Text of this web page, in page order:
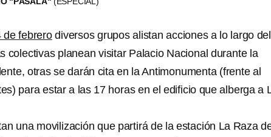
de febrerodiversos grupos alistan acciones a lo largo
colectivas planean visitar Palacio Nacional durante la
otras se darán cita en la Antimonumenta (frente al
para estar a las 17 horas en el edificio que alberga a
una movilización que partirá de la estación La Raza